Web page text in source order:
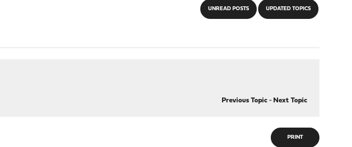
UNREAD POSTS UPDATED TOPICS
Previous Topic- Next Topic
PRINT